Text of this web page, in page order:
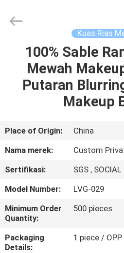
RUMAH
PRODUK
KAMI
PABRIK
KONTROL
KUALITAS
Kuas Rias
100% Sable
Mewah
Putaran
Makeup
Place of Origin:
China
Nama merek:
Custom
Sertifikasi:
SGS ,
Model Number:
LVG-029
Minimum Order
Quantity:
500 pieces
Packaging
Details:
1 piece /